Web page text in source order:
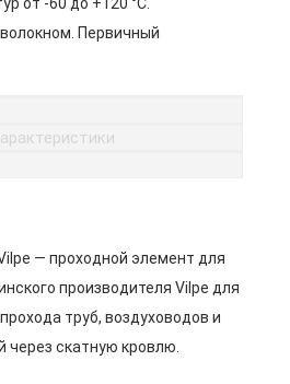
Первичный
— проходной элемент для
производителя Vilpe для
труб, воздуховодов и
через скатную кровлю.